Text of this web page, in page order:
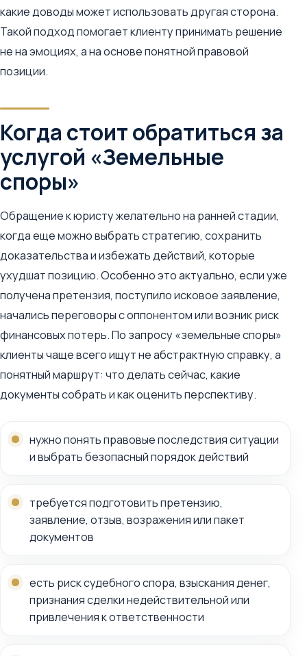
какие доводы может использовать другая сторона.
Такой подход помогает клиенту принимать решение
не на эмоциях, а на основе понятной правовой
позиции.
Когда стоит обратиться за
услугой «Земельные
споры»
Обращение к юристу желательно на ранней стадии,
когда еще можно выбрать стратегию, сохранить
доказательства и избежать действий, которые
ухудшат позицию. Особенно это актуально, если уже
получена претензия, поступило исковое заявление,
начались переговоры с оппонентом или возник риск
финансовых потерь. По запросу «земельные споры»
клиенты чаще всего ищут не абстрактную справку, а
понятный маршрут: что делать сейчас, какие
документы собрать и как оценить перспективу.
нужно понять правовые последствия ситуации
и выбрать безопасный порядок действий
требуется подготовить претензию,
заявление, отзыв, возражения или пакет
документов
есть риск судебного спора, взыскания денег,
признания сделки недействительной или
привлечения к ответственности